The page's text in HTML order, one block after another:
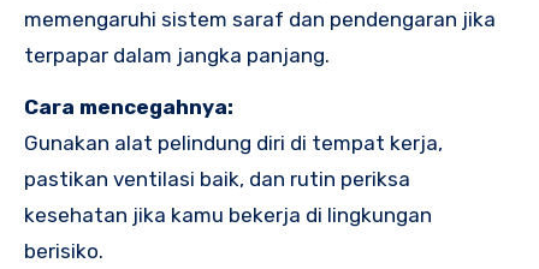
memengaruhi sistem saraf dan pendengaran jika
terpapar dalam jangka panjang.
Cara mencegahnya:
Gunakan alat pelindung diri di tempat kerja,
pastikan ventilasi baik, dan rutin periksa
kesehatan jika kamu bekerja di lingkungan
berisiko.